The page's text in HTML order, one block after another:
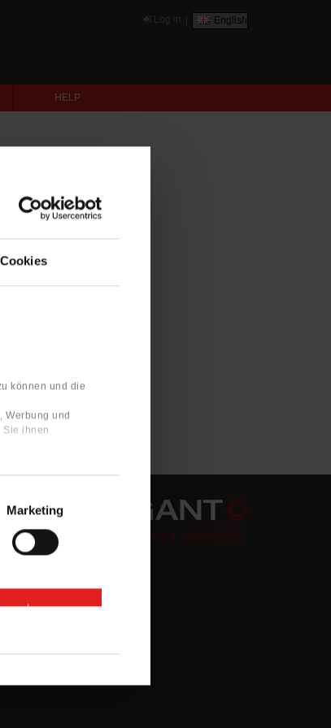
können und die
Werbung und
Sie ihnen
Marketing
zulassen
Log in English
HELP